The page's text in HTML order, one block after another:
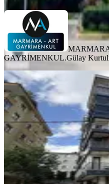
GAYRİMENKUL.Gülay
YENİ
Ümraniye
Satılık
Ümraniye,
1+1·50 m²·
4.650.000 ₺
Century21 Prime Didem Avcıoğlu